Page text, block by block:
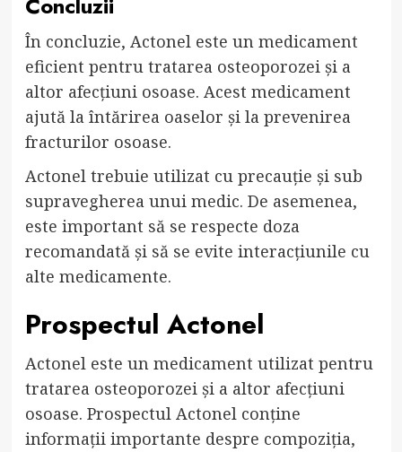
În concluzie, Actonel este un medicament
eficient pentru tratarea osteoporozei și a
altor afecțiuni osoase. Acest medicament
ajută la întărirea oaselor și la prevenirea
fracturilor osoase.
Actonel trebuie utilizat cu precauție și sub
supravegherea unui medic. De asemenea,
este important să se respecte doza
recomandată și să se evite interacțiunile cu
alte medicamente.
Prospectul Actonel
Actonel este un medicament utilizat pentru
tratarea osteoporozei și a altor afecțiuni
osoase. Prospectul Actonel conține
informații importante despre compoziția,